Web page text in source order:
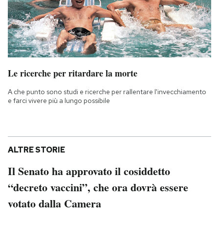
Le ricerche per ritardare la morte
A che punto sono studi e ricerche per rallentare l'invecchiamento
e farci vivere più a lungo possibile
ALTRE STORIE
Il Senato ha approvato il cosiddetto
“decreto vaccini”, che ora dovrà essere
votato dalla Camera